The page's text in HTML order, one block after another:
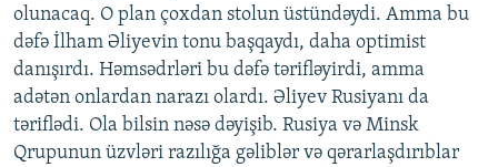
olunacaq. O plan çoxdan stolun üstündəydi. Amma bu
dəfə İlham Əliyevin tonu başqaydı, daha optimist
danışırdı. Həmsədrləri bu dəfə tərifləyirdi, amma
adətən onlardan narazı olardı. Əliyev Rusiyanı da
təriflədi. Ola bilsin nəsə dəyişib. Rusiya və Minsk
Qrupunun üzvləri razılığa gəliblər və qərarlaşdırıblar